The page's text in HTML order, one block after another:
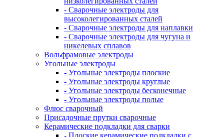
- Сварочные электроды для
высоколегированных сталей
- Сварочные электроды для наплавки
- Сварочные электроды для чугуна и
никелевых сплавов
Вольфрамовые электроды
Угольные электроды
- Угольные электроды плоские
- Угольные электроды круглые
- Угольные электроды бесконечные
- Угольные электроды полые
Флюс сварочный
Присадочные прутки сварочные
Керамические подкладки для сварки
- Плоские керамические подкладки с